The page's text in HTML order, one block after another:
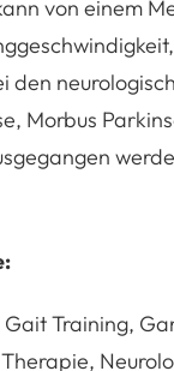
von einem
den
Morbus
Training,